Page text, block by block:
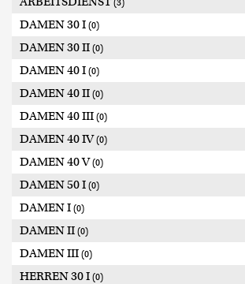
(3)
DAMEN 30 I (0)
DAMEN 30 II (0)
DAMEN 40 I (0)
DAMEN 40 II (0)
DAMEN 40 III (0)
DAMEN 40 IV(0)
DAMEN 40 V(0)
DAMEN 50 I (0)
DAMEN I (0)
DAMEN II (0)
DAMEN III (0)
HERREN 30 I (0)